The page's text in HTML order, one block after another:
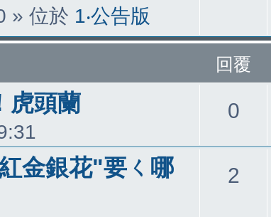
» 位於 1‧公告版
回覆
虎頭蘭 0回
金銀花"要ㄑ哪
2